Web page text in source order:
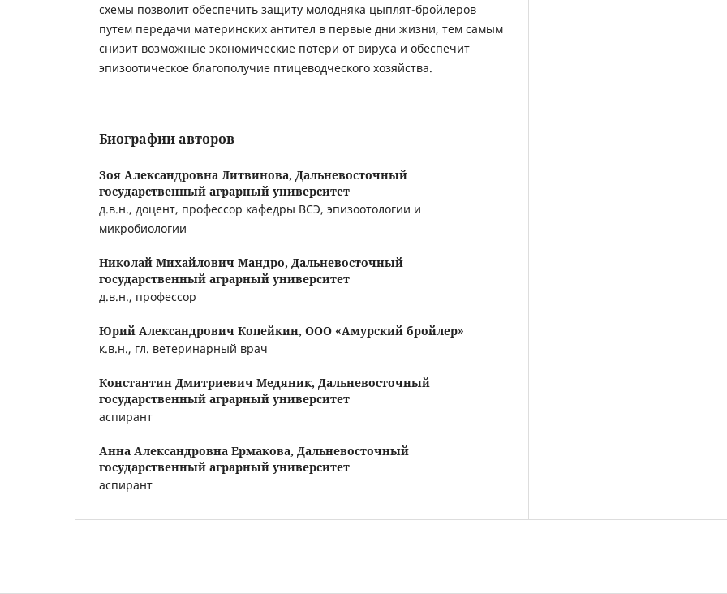
схемы позволит обеспечить защиту молодняка цыплят-бройлеров
путем передачи материнских антител в первые дни жизни, тем самым
снизит возможные экономические потери от вируса и обеспечит
эпизоотическое благополучие птицеводческого хозяйства.
Биографии авторов
Зоя Александровна Литвинова, Дальневосточный
государственный аграрный университет
д.в.н., доцент, профессор кафедры ВСЭ, эпизоотологии и
микробиологии
Николай Михайлович Мандро, Дальневосточный
государственный аграрный университет
д.в.н., профессор
Юрий Александрович Копейкин, ООО «Амурский бройлер»
к.в.н., гл. ветеринарный врач
Константин Дмитриевич Медяник, Дальневосточный
государственный аграрный университет
аспирант
Анна Александровна Ермакова, Дальневосточный
государственный аграрный университет
аспирант